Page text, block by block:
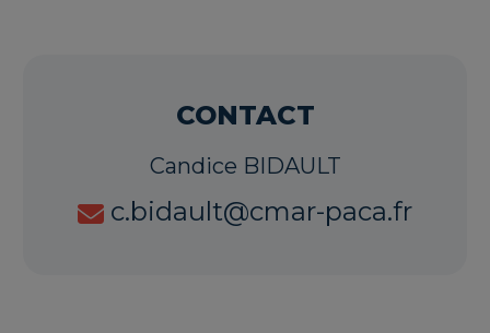
CONTACT
Candice BIDAULT
c.bidault@cmar-paca.fr